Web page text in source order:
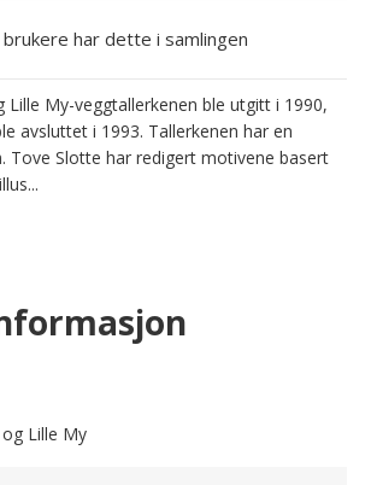
brukere har dette i samlingen
Lille My-veggtallerkenen ble utgitt i 1990,
avsluttet i 1993. Tallerkenen har en
Tove Slotte har redigert motivene basert
Lille My